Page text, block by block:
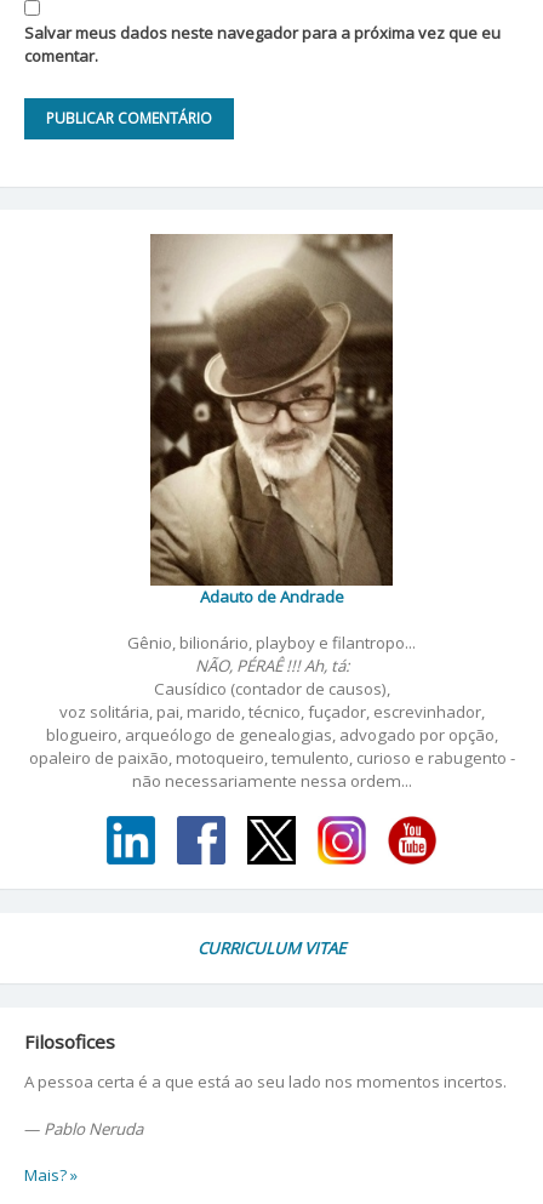
Salvar meus dados neste navegador para a próxima vez que eu
comentar.
Adauto de Andrade
Gênio, bilionário, playboy e filantropo...
NÃO, PÉRAÊ !!! Ah, tá:
Causídico (contador de causos),
voz solitária, pai, marido, técnico, fuçador, escrevinhador,
blogueiro, arqueólogo de genealogias, advogado por opção,
opaleiro de paixão, motoqueiro, temulento, curioso e rabugento -
não necessariamente nessa ordem...
CURRICULUM VITAE
Filosofices
A pessoa certa é a que está ao seu lado nos momentos incertos.
— Pablo Neruda
Mais? »